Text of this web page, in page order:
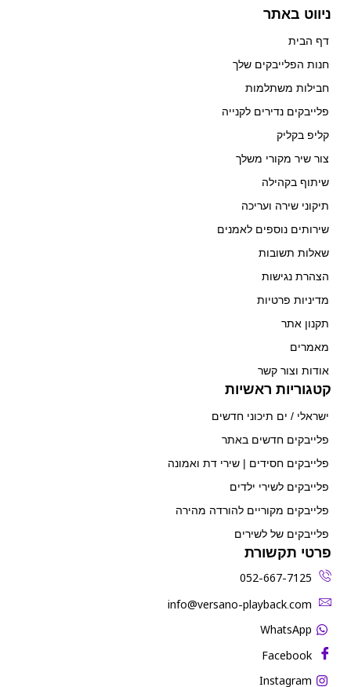
ניווט באתר
דף הבית
חנות הפלייבקים שלך
חבילות משתלמות
פלייבקים נדירים לקנייה
קליפ בקליק
צור שיר מקורי משלך
שיתוף בקהילה
תיקוני שירה ועריכה
שירותים נוספים לאמנים
שאלות תשובות
הצהרת נגישות
מדיניות פרטיות
תקנון אתר
מאמרים
אודות וצור קשר
קטגוריות ראשיות
ישראלי / ים תיכוני חדשים
פלייבקים חדשים באתר
פלייבקים חסידים | שירי דת ואמונה
פלייבקים לשירי ילדים
פלייבקים מקוריים להורדה מהירה
פלייבקים של לשירים
פרטי תקשורת
052-667-7125
‫info@versano-playback.com‬
WhatsApp
Facebook
Instagram